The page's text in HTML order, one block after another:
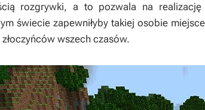
rozgrywki, a to pozwala na realizację
świecie zapewniłyby takiej osobie
złoczyńców wszech czasów.